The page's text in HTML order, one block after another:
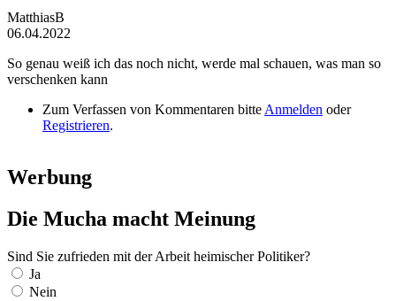
MatthiasB
06.04.2022
So genau weiß ich das noch nicht, werde mal schauen, was man so
verschenken kann
Zum Verfassen von Kommentaren bitte Anmelden oder
Registrieren.
Werbung
Die Mucha macht Meinung
Sind Sie zufrieden mit der Arbeit heimischer Politiker?
Auswahlmöglichkeiten
Ja
Nein